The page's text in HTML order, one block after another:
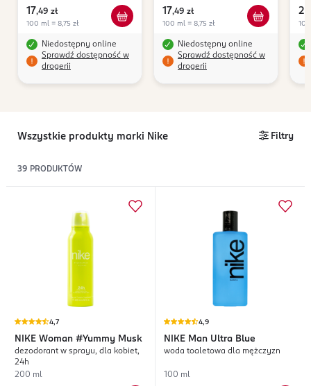
17,49 zł
100 ml = 8,75 zł
Niedostępny online
Sprawdź dostępność w
drogerii
17,49 zł
100 ml = 8,75 zł
Niedostępny online
Sprawdź dostępność w
drogerii
22
Wszystkie produkty marki Nike Filtry
39 PRODUKTÓW
4,7
NIKE Woman #Yummy Musk
dezodorant w sprayu, dla kobiet,
24h
200 ml
4,9
NIKE Man Ultra Blue
woda toaletowa dla mężczyzn
100 ml